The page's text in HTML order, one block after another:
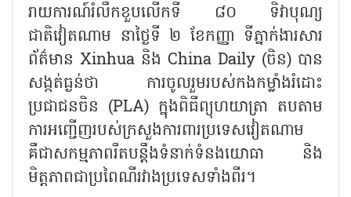
រាយការណ៍រំលឹកខួបលើកទី ៨០ ទិវាបុណ្យ
ជាតិវៀតណាម នាថ្ងៃទី ២ ខែកញ្ញា ទីភ្នាក់ងារសារ
ព័ត៌មាន Xinhua និង China Daily (ចិន) បាន
សង្កត់ធ្ងន់ថា ការចូលរួមរបស់កងកម្លាំងរំដោះ
ប្រជាជនចិន (PLA) ក្នុងពិធីព្យុហយាត្រា តបតាម
ការអញ្ជើញរបស់ក្រសួងការពារប្រទេសវៀតណាម
គឺជាសកម្មភាពរឹតបន្តឹងទំនាក់ទំនងយោធា និង
មិត្តភាពជាប្រពៃណីរវាងប្រទេសទាំងពីរ។